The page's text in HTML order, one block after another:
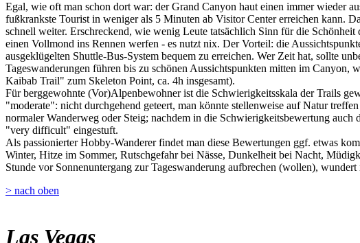
Egal, wie oft man schon dort war: der Grand Canyon haut einen immer wieder
fußkrankste Tourist in weniger als 5 Minuten ab Visitor Center erreichen kann.
schnell weiter. Erschreckend, wie wenig Leute tatsächlich Sinn für die
einen Vollmond ins Rennen werfen - es nutzt nix. Der Vorteil: die
ausgeklügelten Shuttle-Bus-System bequem zu erreichen. Wer Zeit hat, sollte
Tageswanderungen führen bis zu schönen Aussichtspunkten mitten im
Kaibab Trail" zum Skeleton Point, ca. 4h insgesamt).
Für berggewohnte (Vor)Alpenbewohner ist die Schwierigkeitsskala der Trails
"moderate": nicht durchgehend geteert, man könnte stellenweise auf Natur
normaler Wanderweg oder Steig; nachdem in die Schwierigkeitsbewertung
"very difficult" eingestuft.
Als passionierter Hobby-Wanderer findet man diese Bewertungen ggf. etwas
Winter, Hitze im Sommer, Rutschgefahr bei Nässe, Dunkelheit bei Nacht,
Stunde vor Sonnenuntergang zur Tageswanderung aufbrechen (wollen),
> nach oben
Las Vegas